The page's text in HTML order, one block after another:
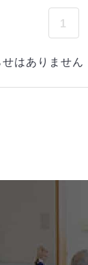
1
せはありません